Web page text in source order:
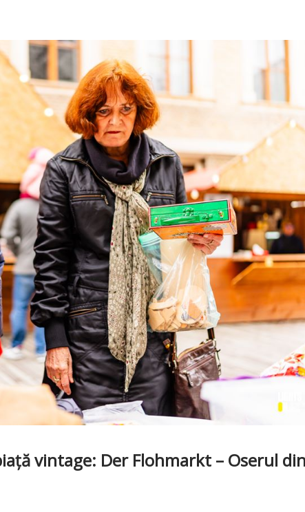
vintage: Der Flohmarkt – Oserul